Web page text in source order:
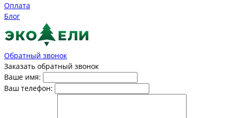
Оплата
Блог
Обратный звонок
Заказать обратный звонок
Ваше имя:
Ваш телефон: